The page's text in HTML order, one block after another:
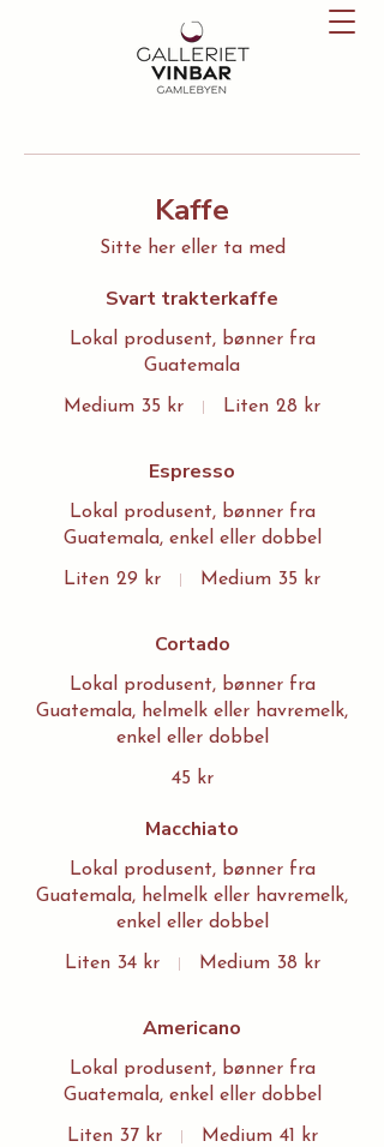
Kaffe
Sitte her eller ta med
Svart trakterkaffe
Lokal produsent, bønner fra
Guatemala
Medium 35 kr Liten 28 kr
Espresso
Lokal produsent, bønner fra
Guatemala, enkel eller dobbel
Liten 29 kr Medium 35 kr
Cortado
Lokal produsent, bønner fra
Guatemala, helmelk eller havremelk,
enkel eller dobbel
45 kr
Macchiato
Lokal produsent, bønner fra
Guatemala, helmelk eller havremelk,
enkel eller dobbel
Liten 34 kr Medium 38 kr
Americano
Lokal produsent, bønner fra
Guatemala, enkel eller dobbel
Liten 37 kr Medium 41 kr